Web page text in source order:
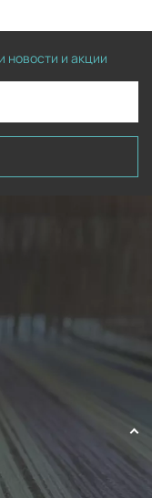
новости и акции